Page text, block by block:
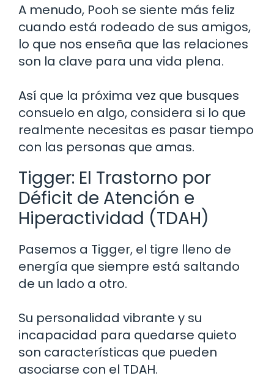
A menudo, Pooh se siente más feliz
cuando está rodeado de sus amigos,
lo que nos enseña que las relaciones
son la clave para una vida plena.
Así que la próxima vez que busques
consuelo en algo, considera si lo que
realmente necesitas es pasar tiempo
con las personas que amas.
Tigger: El Trastorno por
Déficit de Atención e
Hiperactividad (TDAH)
Pasemos a Tigger, el tigre lleno de
energía que siempre está saltando
de un lado a otro.
Su personalidad vibrante y su
incapacidad para quedarse quieto
son características que pueden
asociarse con el TDAH.